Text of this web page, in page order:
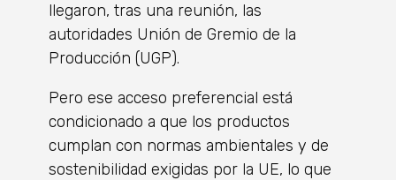
llegaron, tras una reunión, las
autoridades Unión de Gremio de la
Producción (UGP).
Pero ese acceso preferencial está
condicionado a que los productos
cumplan con normas ambientales y de
sostenibilidad exigidas por la UE, lo que